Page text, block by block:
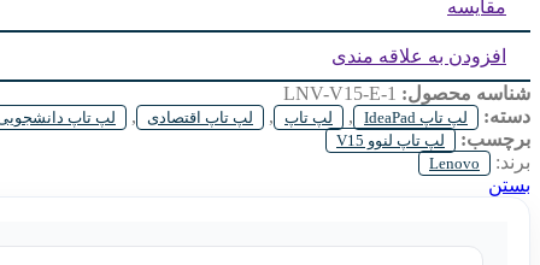
مقایسه
افزودن به علاقه مندی
شناسه محصول: LNV-V15-E-1
دسته:
لپ تاپ IdeaPad , لپ تاپ , لپ تاپ اقتصادی , لپ تاپ
برچسب: لپ تاپ لنوو V15
برند: Lenovo
بستن